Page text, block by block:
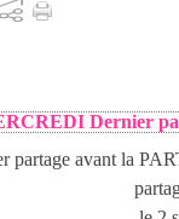
Dernier